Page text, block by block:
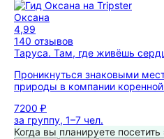
Оксана
4,99
140 отзывов
Таруса. Там, где живёшь
Проникнуться знаковыми
природы в компании
7200 ₽
за группу, 1–7 чел.
Когда вы планируете